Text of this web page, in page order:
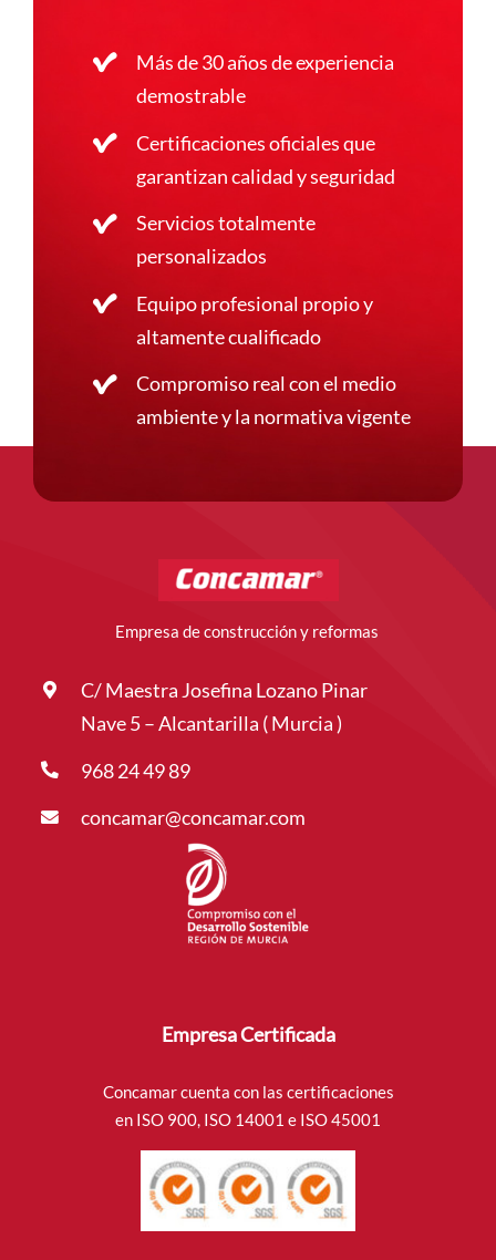
Más de 30 años de experiencia
demostrable
Certificaciones oficiales que
garantizan calidad y seguridad
Servicios totalmente
personalizados
Equipo profesional propio y
altamente cualificado
Compromiso real con el medio
ambiente y la normativa vigente
Empresa de construcción y reformas
C/ Maestra Josefina Lozano Pinar
Nave 5 – Alcantarilla ( Murcia )
968 24 49 89
concamar@concamar.com
Empresa Certificada
Concamar cuenta con las certificaciones
en ISO 900, ISO 14001 e ISO 45001